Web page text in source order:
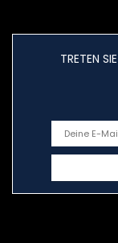
TRETEN